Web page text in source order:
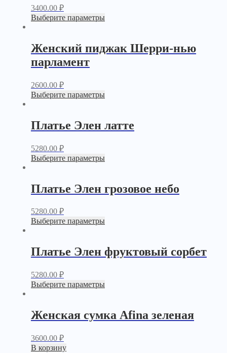
3400.00 ₽
Выберите параметры
Женский пиджак Шерри-нью
парламент
2600.00 ₽
Выберите параметры
Платье Элен латте
5280.00 ₽
Выберите параметры
Платье Элен грозовое небо
5280.00 ₽
Выберите параметры
Платье Элен фруктовый сорбет
5280.00 ₽
Выберите параметры
Женская сумка Afina зеленая
3600.00 ₽
В корзину